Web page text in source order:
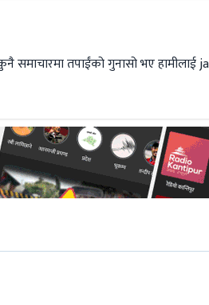
समाचारमा तपाईंको गुनासो भए हामीलाई